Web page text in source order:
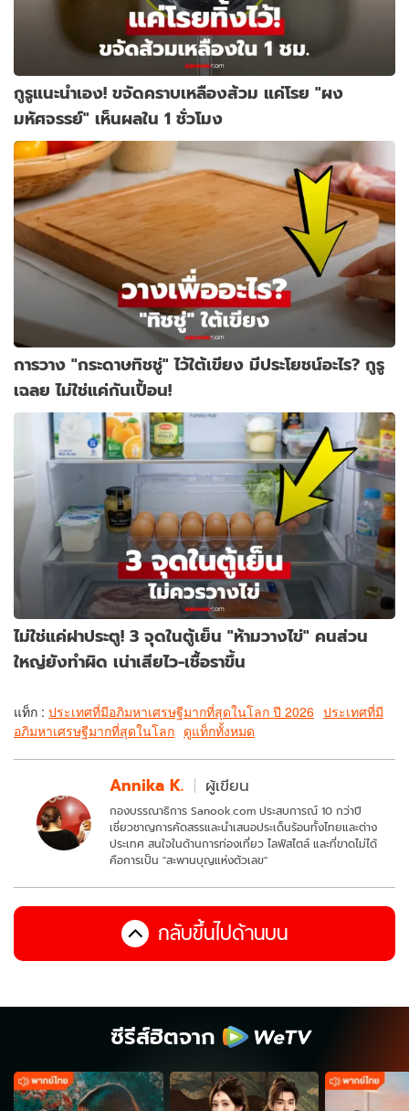
กูรูแนะนำเอง! ขจัดคราบเหลืองส้วม แค่โรย "ผง
มหัศจรรย์" เห็นผลใน 1 ชั่วโมง
การวาง "กระดาษทิชชู่" ไว้ใต้เขียง มีประโยชน์อะไร? กูรู
เฉลย ไม่ใช่แค่กันเปื้อน!
ไม่ใช่แค่ฝาประตู! 3 จุดในตู้เย็น "ห้ามวางไข่" คนส่วน
ใหญ่ยังทำผิด เน่าเสียไว-เชื้อราขึ้น
แท็ก : ประเทศที่มีอภิมหาเศรษฐีมากที่สุดในโลก ปี 2026 ประเทศที่มี
อภิมหาเศรษฐีมากที่สุดในโลก ดูแท็กทั้งหมด
Annika K. ผู้เขียน
กองบรรณาธิการ Sanook.com ประสบการณ์ 10 กว่าปี
เชี่ยวชาญการคัดสรรและนำเสนอประเด็นร้อนทั้งไทยและต่าง
ประเทศ สนใจในด้านการท่องเที่ยว ไลฟ์สไตล์ และที่ขาดไม่ได้
คือการเป็น "สะพานบุญแห่งตัวเลข"
กลับขึ้นไปด้านบน
ซีรีส์ฮิตจาก